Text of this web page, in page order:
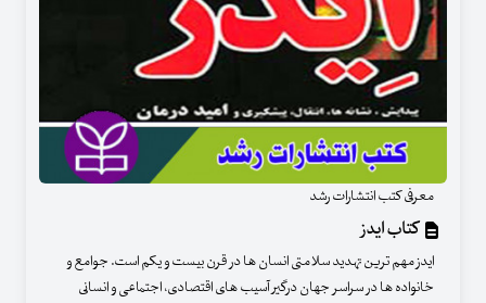
معرفی کتب انتشارات رشد
کتاب ایدز
ایدز مهم ترین تهدید سلامتی انسان ها در قرن بیست و یکم است. جوامع و
خانواده ها در سراسر جهان درگیر آسیب های اقتصادی، اجتماعی و انسانی